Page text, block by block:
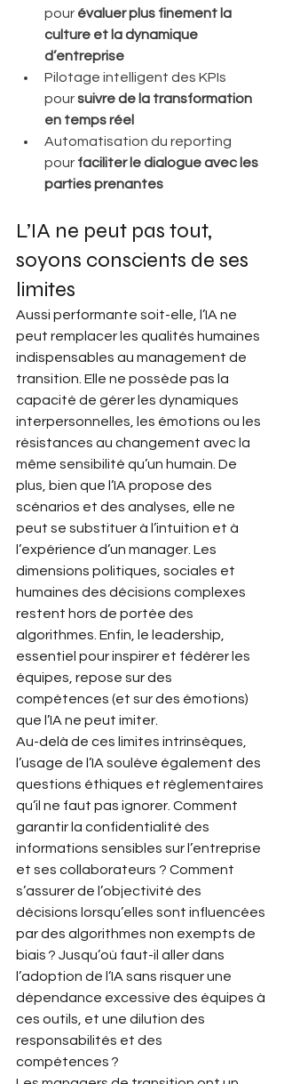
pour évaluer plus finement la
culture et la dynamique
d’entreprise
Pilotage intelligent des KPIs
pour suivre de la transformation
en temps réel
Automatisation du reporting
pour faciliter le dialogue avec les
parties prenantes
L’IA ne peut pas tout,
soyons conscients de ses
limites
Aussi performante soit-elle, l’IA ne
peut remplacer les qualités humaines
indispensables au management de
transition. Elle ne possède pas la
capacité de gérer les dynamiques
interpersonnelles, les émotions ou les
résistances au changement avec la
même sensibilité qu’un humain. De
plus, bien que l’IA propose des
scénarios et des analyses, elle ne
peut se substituer à l’intuition et à
l’expérience d’un manager. Les
dimensions politiques, sociales et
humaines des décisions complexes
restent hors de portée des
algorithmes. Enfin, le leadership,
essentiel pour inspirer et fédérer les
équipes, repose sur des
compétences (et sur des émotions)
que l’IA ne peut imiter.
Au-delà de ces limites intrinsèques,
l’usage de l’IA soulève également des
questions éthiques et réglementaires
qu’il ne faut pas ignorer. Comment
garantir la confidentialité des
informations sensibles sur l’entreprise
et ses collaborateurs ? Comment
s’assurer de l’objectivité des
décisions lorsqu’elles sont influencées
par des algorithmes non exempts de
biais ? Jusqu’où faut-il aller dans
l’adoption de l’IA sans risquer une
dépendance excessive des équipes à
ces outils, et une dilution des
responsabilités et des
compétences ?